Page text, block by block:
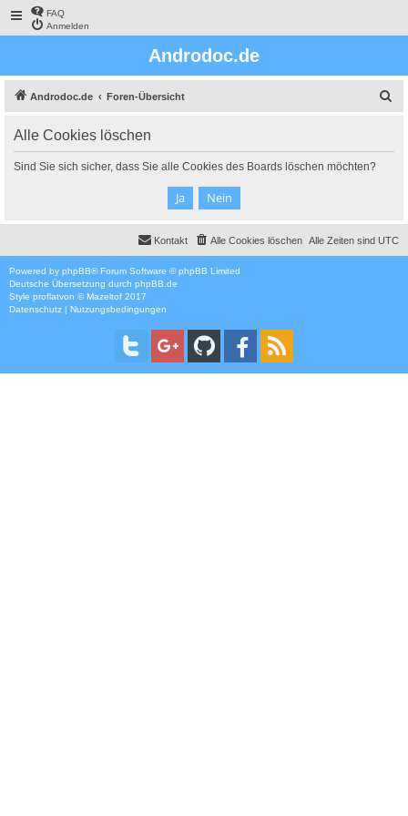
FAQ
Anmelden
Androdoc.de
Androdoc.de Foren-Übersicht
Alle Cookies löschen
Sind Sie sich sicher, dass Sie alle Cookies des Boards löschen möchten?
Alle Zeiten sind UTC
Alle Cookies löschen
Kontakt
Powered by phpBB® Forum Software © phpBB Limited
Deutsche Übersetzung durch phpBB.de
Style proflatvon ©Mazeltof 2017
Datenschutz | Nutzungsbedingungen